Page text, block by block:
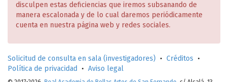
disculpen estas deficiencias que iremos subsanando de
manera escalonada y de lo cual daremos periódicamente
cuenta en nuestra página web y redes sociales.
Solicitud de consulta en sala (investigadores) • Créditos •
Política de privacidad
• Aviso legal